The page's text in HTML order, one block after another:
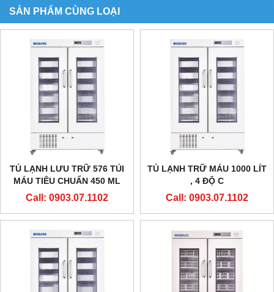
SẢN PHẨM CÙNG LOẠI
TỦ LẠNH LƯU TRỮ 576 TÚI
MÁU TIÊU CHUẨN 450 ML
Call: 0903.07.1102
TỦ LẠNH TRỮ MÁU 1000 LÍT
, 4 ĐỘ C
Call: 0903.07.1102